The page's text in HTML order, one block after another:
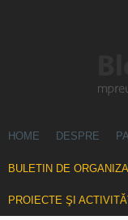
HOME DESPRE
BULETIN DE
PROIECTE ŞI